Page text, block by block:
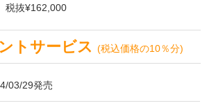
税抜¥162,000
トサービス(税込価格の10％分)
03/29発売